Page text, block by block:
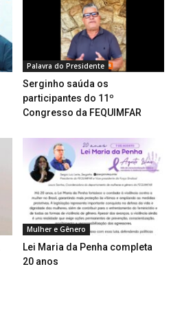
Palavra do Presidente
Serginho saúda os
participantes do 11º
Congresso da FEQUIMFAR
Mulher e Gênero
Lei Maria da Penha completa
20 anos